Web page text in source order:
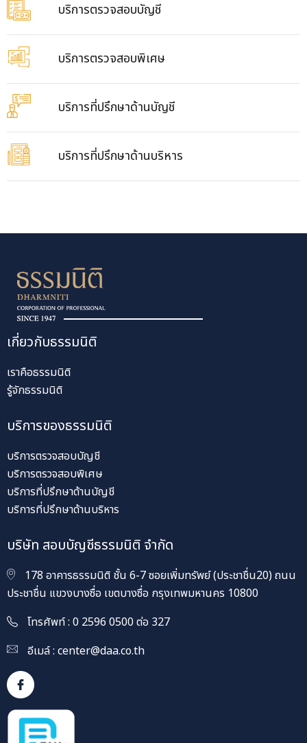
บริการตรวจสอบบัญชี
บริการตรวจสอบพิเศษ
บริการที่ปรึกษาด้านบัญชี
บริการที่ปรึกษาด้านบริหาร
เกี่ยวกับธรรมนิติ
เราคือธรรมนิติ
รู้จักธรรมนิติ
บริการของธรรมนิติ
บริการตรวจสอบบัญชี
บริการตรวจสอบพิเศษ
บริการที่ปรึกษาด้านบัญชี
บริการที่ปรึกษาด้านบริหาร
บริษัท สอบบัญชีธรรมนิติ จำกัด
178 อาคารธรรมนิติ ชั้น 6-7 ซอยเพิ่มทรัพย์ (ประชาชื่น20) ถนน
ประชาชื่น แขวงบางซื่อ เขตบางซื่อ กรุงเทพมหานคร 10800
โทรศัพท์ : 0 2596 0500 ต่อ 327
อีเมล์ : center@daa.co.th